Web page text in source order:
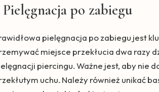
Pielęgnacja po zabiegu
pielęgnacja po zabiegu jest
miejsce przekłucia dwa razy
piercingu. Ważne jest, aby nie
uchu. Należy również unikać